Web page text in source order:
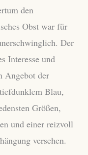
den
Obst war für
Der
Interesse und
Angebot der
Blau,
Größen,
und einer reizvoll
versehen.